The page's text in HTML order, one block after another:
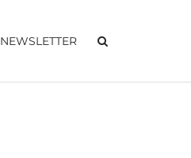
NEWSLETTER